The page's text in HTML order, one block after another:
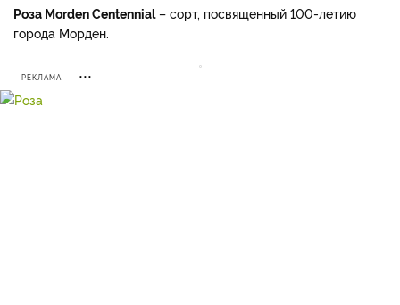
Роза Morden Centennial– сорт, посвященный 100-летию
города Морден.
РЕКЛАМА